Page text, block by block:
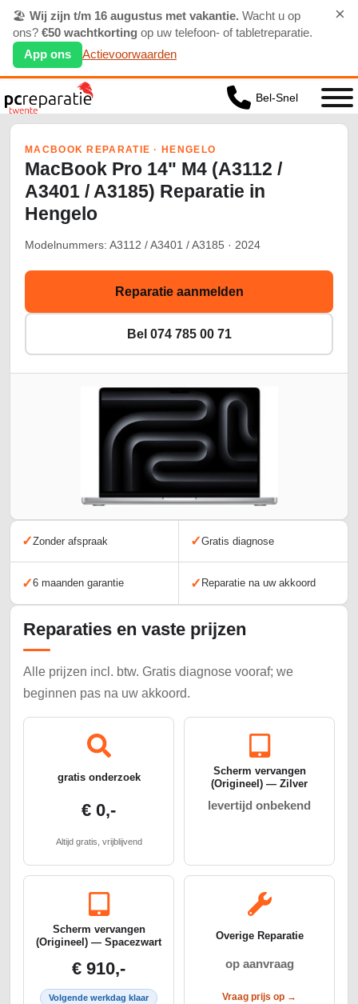
🏖️ Wij zijn t/m 16 augustus met vakantie. Wacht u op
ons? €50 wachtkorting op uw telefoon- of tabletreparatie.
App ons
Actievoorwaarden
×
Bel-Snel
MACBOOK REPARATIE · HENGELO
MacBook Pro 14" M4 (A3112 /
A3401 / A3185) Reparatie in
Hengelo
Modelnummers: A3112 / A3401 / A3185 · 2024
Reparatie aanmelden
Bel 074 785 00 71
✓Zonder afspraak ✓Gratis diagnose
✓6 maanden garantie ✓ Reparatie na uw akkoord
Reparaties en vaste prijzen
Alle prijzen incl. btw. Gratis diagnose vooraf; we
beginnen pas na uw akkoord.
gratis onderzoek
€ 0,-
Altijd gratis, vrijblijvend
Scherm vervangen
(Origineel) — Zilver
levertijd onbekend
Scherm vervangen
(Origineel) — Spacezwart
€ 910,-
Volgende werkdag klaar
Overige Reparatie
op aanvraag
Vraag prijs op →